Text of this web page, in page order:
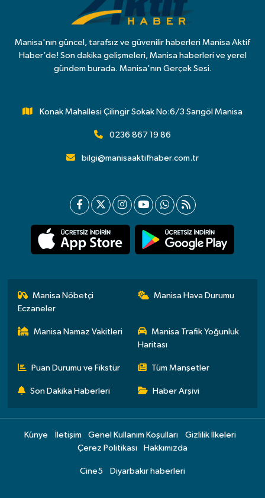
Manisa'nın güncel, tarafsız ve güvenilir haberleri Manisa Aktif
Haber’de! Son dakika gelişmeleri, Manisa haberleri ve yerel
gündem burada. Manisa'nın Gerçek Sesi.
Konak Mahallesi Çilingir Sokak No:6/3 Sarıgöl Manisa
0236 867 19 86
bilgi@manisaaktifhaber.com.tr
Manisa Nöbetçi
Eczaneler
Manisa Hava Durumu
Manisa Namaz Vakitleri
Manisa Trafik Yoğunluk
Haritası
Puan Durumu ve Fikstür Tüm Manşetler
Son Dakika Haberleri Haber Arşivi
Künye İletişim Genel Kullanım Koşulları
Gizlilik İlkeleri
Çerez Politikası
Hakkımızda
Cine5 Diyarbakır haberleri